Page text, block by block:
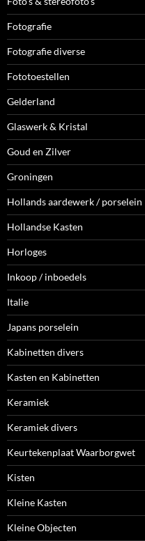
Fotografie
Fotografie diverse
Fototoestellen
Gelderland
Glaswerk & Kristal
Goud en Zilver
Groningen
Hollands aardewerk / porselein
Hollandse Kasten
Horloges
Inkoop / inboedels
Italie
Japans porselein
Kabinetten divers
Kasten en Kabinetten
Keramiek
Keramiek divers
Keurtekenplaat Waarborgwet
Kisten
Kleine Kasten
Kleine Objecten